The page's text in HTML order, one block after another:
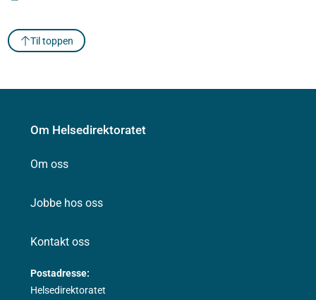
Til toppen
Om Helsedirektoratet
Om oss
Jobbe hos oss
Kontakt oss
Postadresse:
Helsedirektoratet